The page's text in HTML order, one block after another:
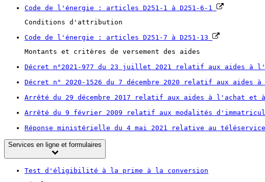
Code de l'énergie : articles D251-1 à D251-6-1
Conditions d'attribution
Code de l'énergie : articles D251-7 à D251-13
Montants et critères de versement des aides
Décret n°2021-977 du 23 juillet 2021 relatif aux aides à
Décret n° 2020-1526 du 7 décembre 2020 relatif aux
Arrêté du 29 décembre 2017 relatif aux aides à l'achat et
Arrêté du 9 février 2009 relatif aux modalités
Réponse ministérielle du 4 mai 2021 relative au
Services en ligne et formulaires
Test d'éligibilité à la prime à la conversion